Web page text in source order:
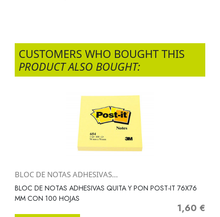
CUSTOMERS WHO BOUGHT THIS
PRODUCT ALSO BOUGHT:
BLOC DE NOTAS ADHESIVAS...
BLOC DE NOTAS ADHESIVAS QUITA Y PON POST-IT 76X76
MM CON 100 HOJAS
Precio
1,60 €